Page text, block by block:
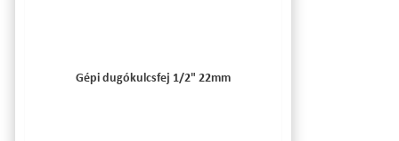
Gépi dugókulcsfej 1/2" 22mm